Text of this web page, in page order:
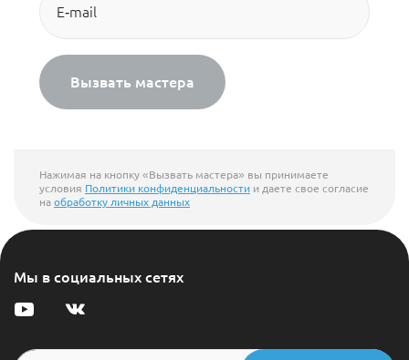
Вызвать мастера
Нажимая на кнопку «Вызвать мастера» вы принимаете
условия Политики конфиденциальности и даете свое согласие
наобработку личных данных
Мы в социальных сетях